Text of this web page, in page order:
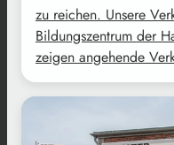
zu reichen. Unsere
Bildungszentrum der
zeigen angehende